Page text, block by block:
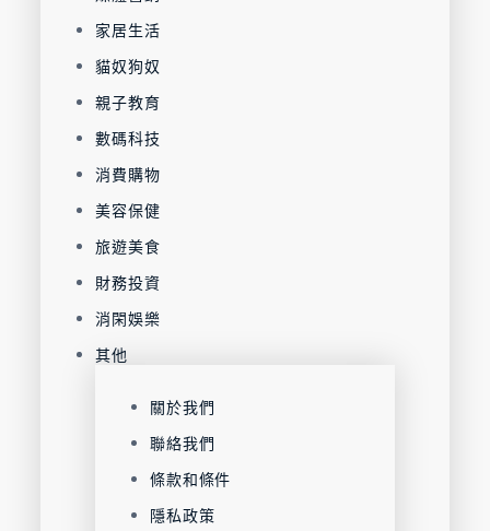
家居生活
貓奴狗奴
親子教育
數碼科技
消費購物
美容保健
旅遊美食
財務投資
消閑娛樂
其他
關於我們
聯絡我們
條款和條件
隱私政策